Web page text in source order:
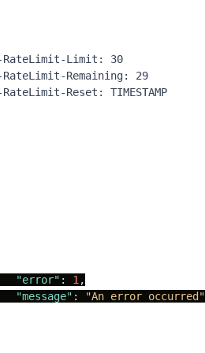
RateLimit-Limit: 30
RateLimit-Remaining: 29
RateLimit-Reset: TIMESTAMP
"error" : 1 ,
"message" :
"An error occurred"